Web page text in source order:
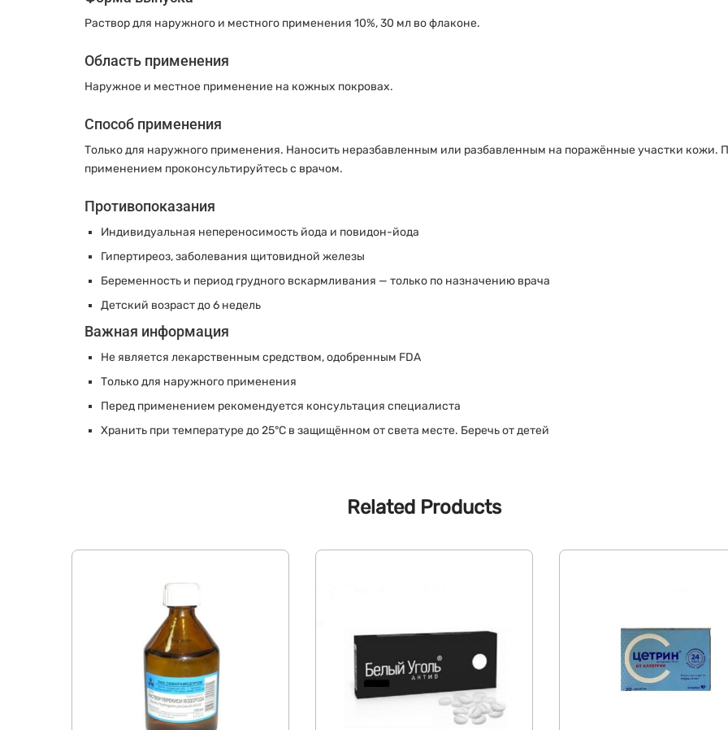
Раствор для наружного и местного применения 10%, 30 мл во флаконе.
Область применения
Наружное и местное применение на кожных покровах.
Способ применения
Только для наружного применения. Наносить неразбавленным или разбавленным на поражённые участки кожи.
применением проконсультируйтесь с врачом.
Противопоказания
Индивидуальная непереносимость йода и повидон-йода
Гипертиреоз, заболевания щитовидной железы
Беременность и период грудного вскармливания — только по назначению врача
Детский возраст до 6 недель
Важная информация
Не является лекарственным средством, одобренным FDA
Только для наружного применения
Перед применением рекомендуется консультация специалиста
Хранить при температуре до 25°C в защищённом от света месте. Беречь от детей
Related Products